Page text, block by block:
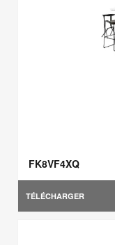
FK8VF4XQ
TÉLÉCHARGER